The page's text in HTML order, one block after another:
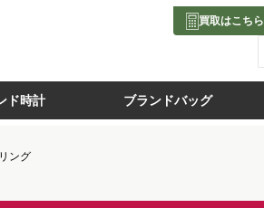
買取はこちら
ド時計 ブランドバッグ
ング